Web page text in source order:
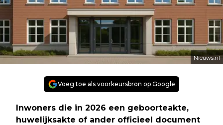
Nieuws.nl
Voeg toe als voorkeursbron op Google
Inwoners die in 2026 een geboorteakte,
huwelijksakte of ander officieel document